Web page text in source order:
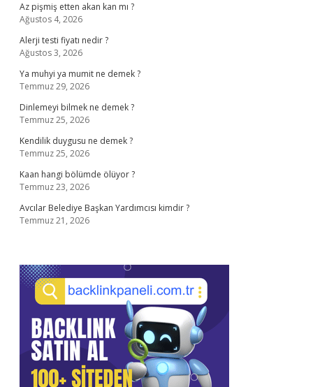
Az pişmiş etten akan kan mı ?
Ağustos 4, 2026
Alerji testi fiyatı nedir ?
Ağustos 3, 2026
Ya muhyi ya mumit ne demek ?
Temmuz 29, 2026
Dinlemeyi bilmek ne demek ?
Temmuz 25, 2026
Kendilik duygusu ne demek ?
Temmuz 25, 2026
Kaan hangi bölümde ölüyor ?
Temmuz 23, 2026
Avcılar Belediye Başkan Yardımcısı kimdir ?
Temmuz 21, 2026